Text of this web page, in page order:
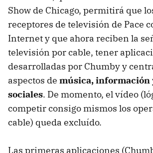
Show de Chicago, permitirá que
receptores de televisión de Pace
Internet y que ahora reciben la
televisión por cable, tener
desarrolladas por Chumby y
aspectos de música, información
sociales. De momento, el vídeo
competir consigo mismos los
cable) queda excluído.
Las primeras aplicaciones